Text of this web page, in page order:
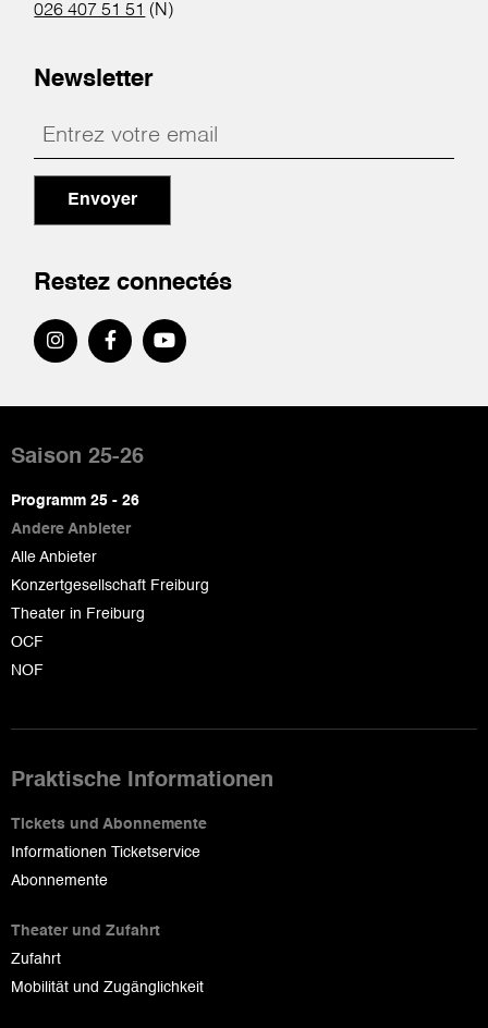
026 407 51 51 (N)
Newsletter
Envoyer
Restez connectés
de
page
Saison 25-26
Programm 25 - 26
Andere Anbieter
Alle Anbieter
Konzertgesellschaft Freiburg
Theater in Freiburg
OCF
NOF
Praktische Informationen
Tickets und Abonnemente
Informationen Ticketservice
Abonnemente
Theater und Zufahrt
Zufahrt
Mobilität und Zugänglichkeit